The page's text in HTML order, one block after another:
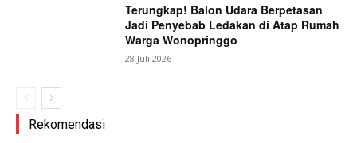
Terungkap! Balon Udara Berpetasan
Jadi Penyebab Ledakan di Atap Rumah
Warga Wonopringgo
28 Juli 2026
Rekomendasi